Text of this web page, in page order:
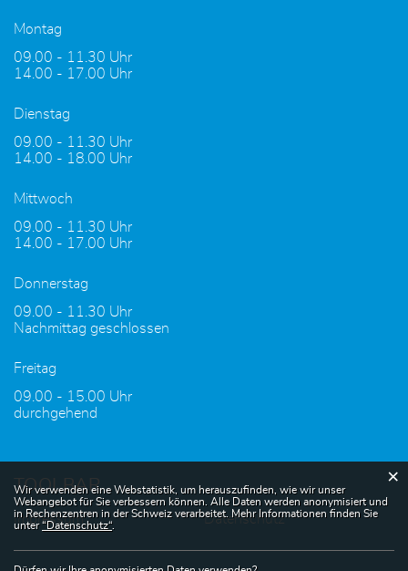
Montag
09.00 - 11.30 Uhr
14.00 - 17.00 Uhr
Dienstag
09.00 - 11.30 Uhr
14.00 - 18.00 Uhr
Mittwoch
09.00 - 11.30 Uhr
14.00 - 17.00 Uhr
Donnerstag
09.00 - 11.30 Uhr
Nachmittag geschlossen
Freitag
09.00 - 15.00 Uhr
durchgehend
TOOLBAR
Impressum Datenschutz
Webstatistik
Wir verwenden eine Webstatistik, um herauszufinden, wie wir unser
Webangebot für Sie verbessern können. Alle Daten werden anonymisiert und
in Rechenzentren in der Schweiz verarbeitet. Mehr Informationen finden Sie
unter“Datenschutz“.
×